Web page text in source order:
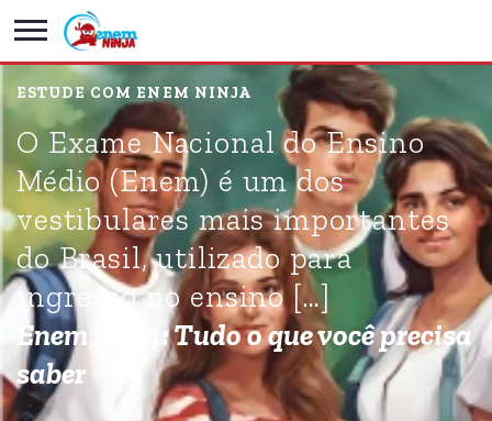
ESTUDE COM ENEM NINJA
O Exame Nacional do Ensino
Médio (Enem) é um dos
vestibulares mais importantes
do Brasil, utilizado para
ingresso no ensino […]
Enem 2024: Tudo o que você precisa
saber